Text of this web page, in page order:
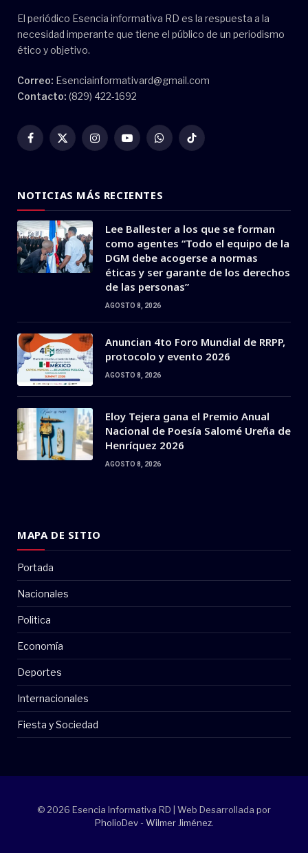
El periódico Esencia informativa RD es la respuesta a la
necesidad imperante que tiene el público de un periodismo
ético y objetivo.
Correo: Esenciainformativard@gmail.com
Contacto: (829) 422-1692
Facebook
X
InstagramYouTubeWhatsAppTikTok
NOTICIAS MÁS RECIENTES
Lee Ballester a los que se forman
como agentes “Todo el equipo de la
DGM debe acogerse a normas
éticas y ser garante de los derechos
de las personas”
AGOSTO 8, 2026
Anuncian 4to Foro Mundial de RRPP,
protocolo y evento 2026
AGOSTO 8, 2026
Eloy Tejera gana el Premio Anual
Nacional de Poesía Salomé Ureña de
Henríquez 2026
AGOSTO 8, 2026
MAPA DE SITIO
Portada
Nacionales
Politica
Economía
Deportes
Internacionales
Fiesta y Sociedad
© 2026 Esencia Informativa RD | Web Desarrollada por
PholioDev - Wilmer Jiménez.